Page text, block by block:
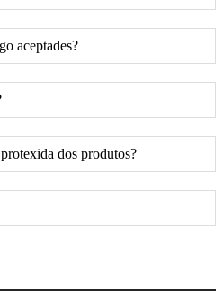
aceptades?
dos produtos?